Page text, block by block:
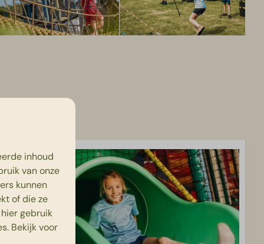
inhoud
van onze
kunnen
of die ze
gebruik
Bekijk voor